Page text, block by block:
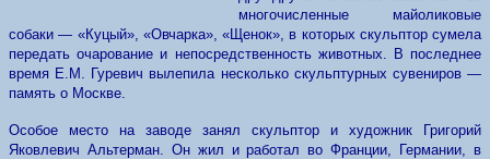
многочисленные майоликовые
собаки — «Куцый», «Овчарка», «Щенок», в которых скульптор сумела
передать очарование и непосредственность животных. В последнее
время Е.М. Гуревич вылепила несколько скульптурных сувениров —
память о Москве.
Особое место на заводе занял скульптор и художник Григорий
Яковлевич Альтерман. Он жил и работал во Франции, Германии, в